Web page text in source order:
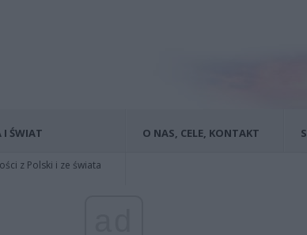
I ŚWIAT
z Polski i ze świata
O NAS, CELE, KONTAKT